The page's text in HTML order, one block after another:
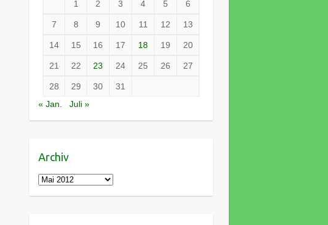
1 2 3 4 5 6
7 8 9 10 11 12 13
14 15 16 17 18 19 20
21 22 23 24 25 26 27
28 29 30
31
« Jan.
Juli »
Archiv
Archiv